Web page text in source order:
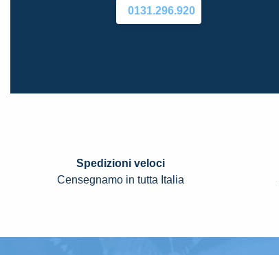
0131.296.920
Spedizioni veloci
Censegnamo in tutta Italia